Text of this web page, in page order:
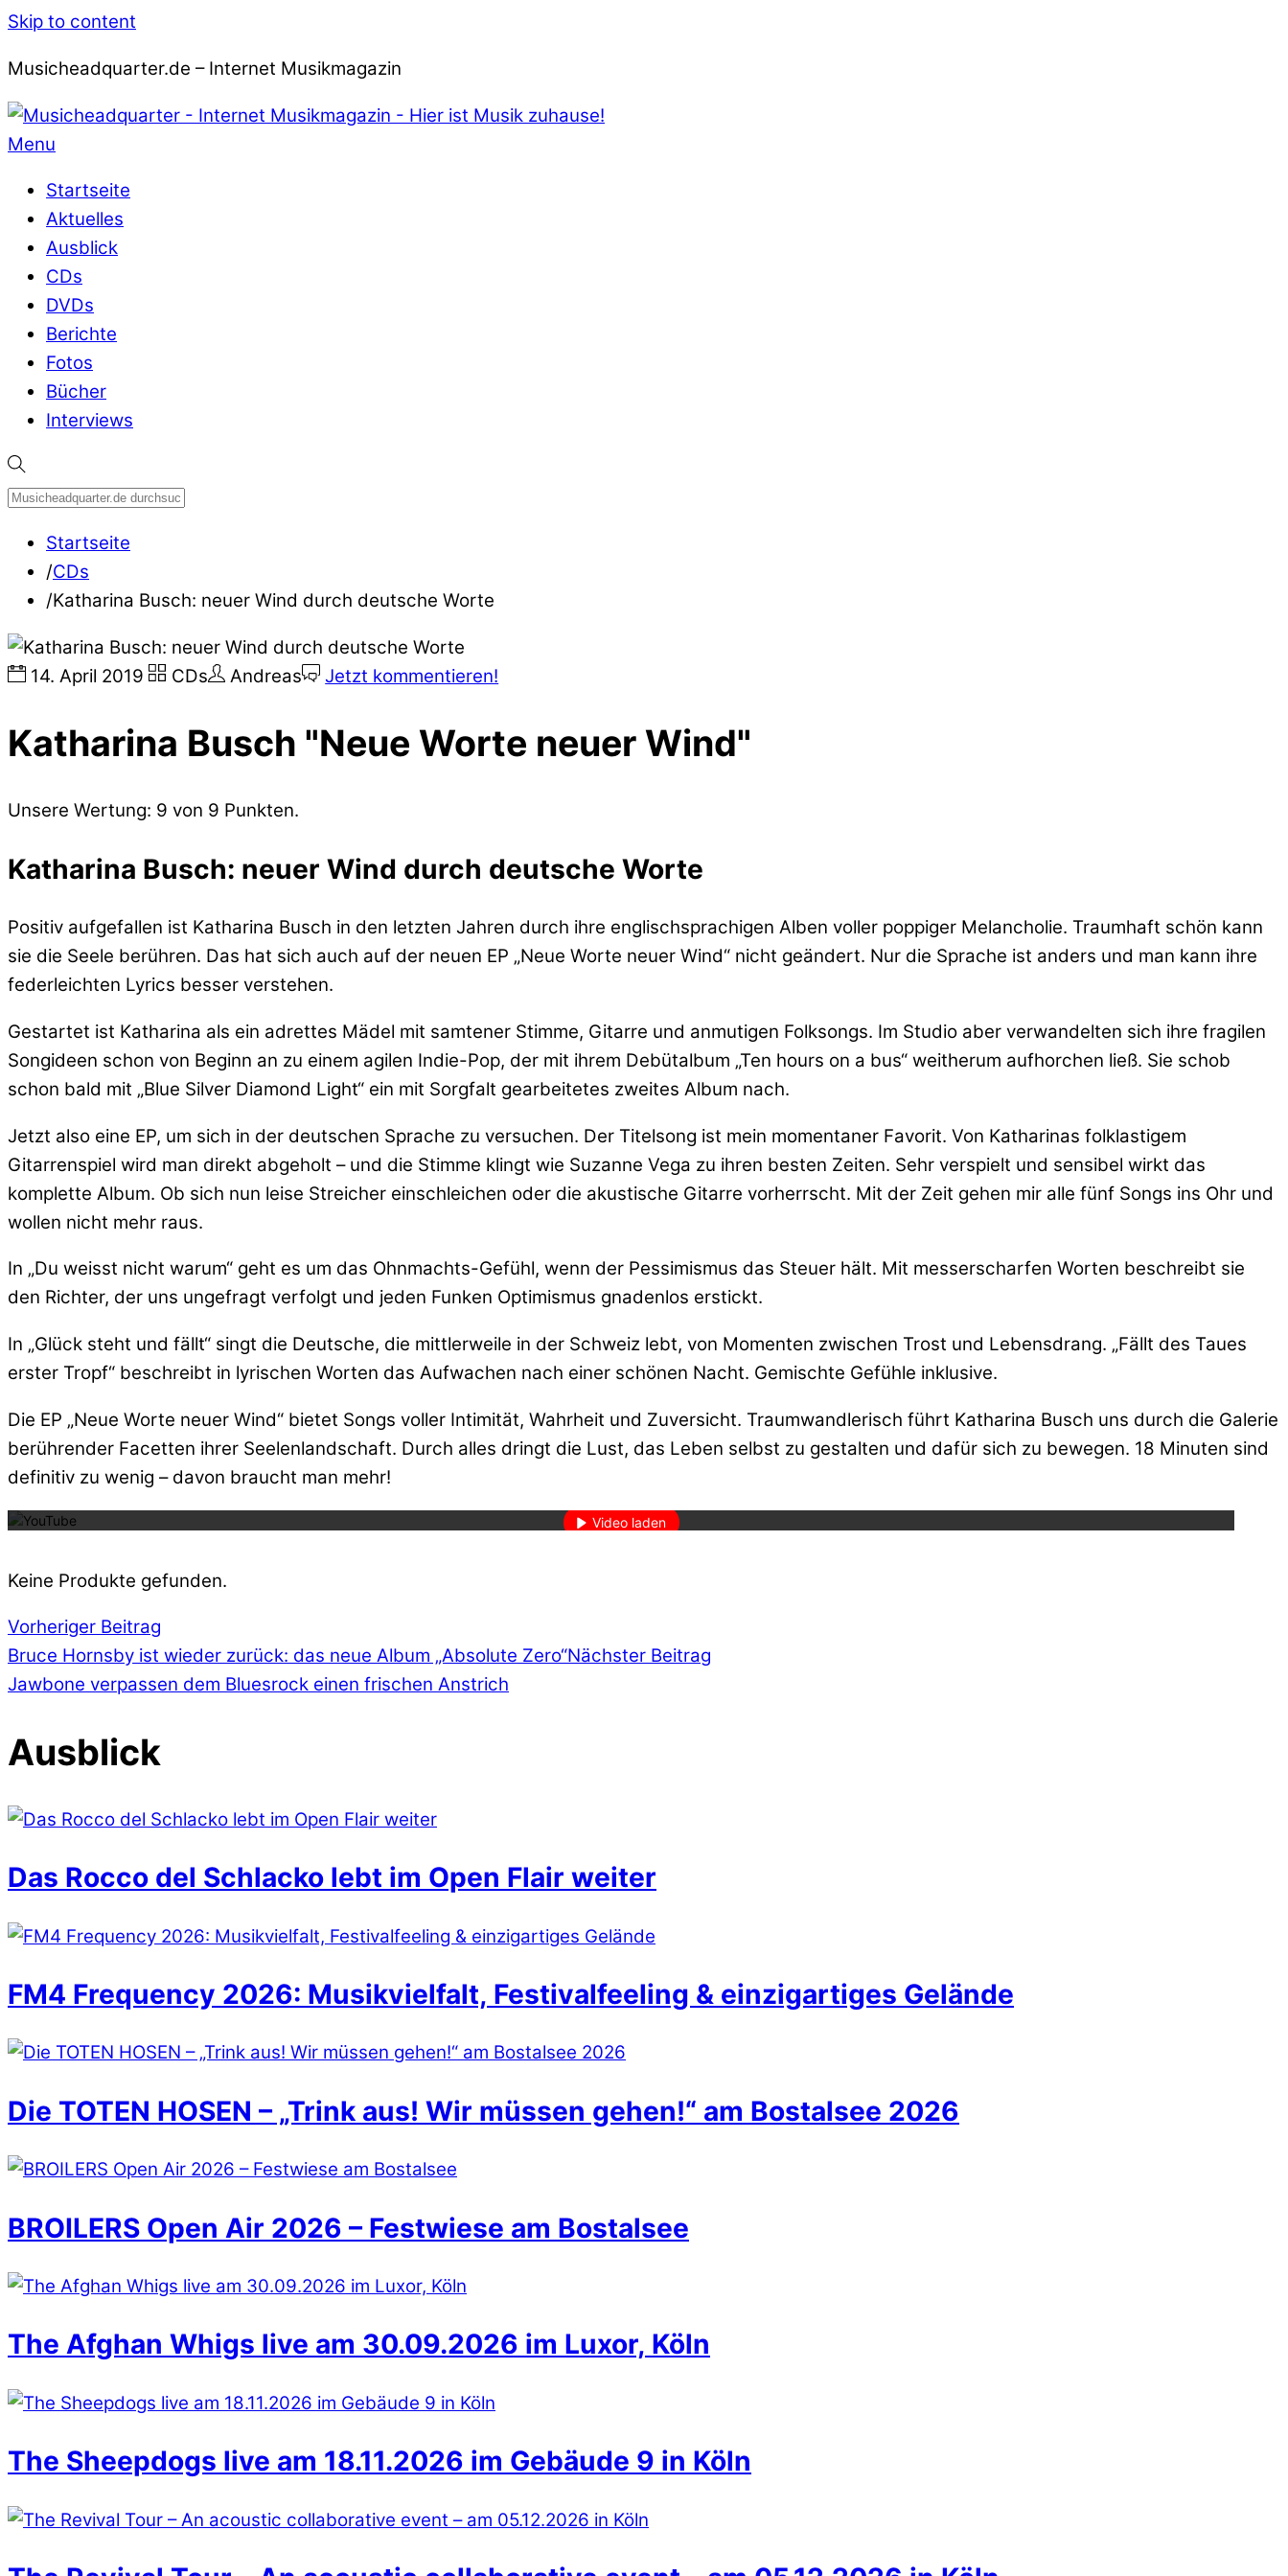
Skip to content
Musicheadquarter.de – Internet Musikmagazin
Menu
Startseite
Aktuelles
Ausblick
CDs
DVDs
Berichte
Fotos
Bücher
Interviews
Startseite
/CDs
/Katharina Busch: neuer Wind durch deutsche Worte
14. April 2019 CDs Andreas Jetzt kommentieren!
Katharina Busch "Neue Worte neuer Wind"
Unsere Wertung: 9 von 9 Punkten.
Katharina Busch: neuer Wind durch deutsche Worte
Positiv aufgefallen ist Katharina Busch in den letzten Jahren durch ihre englischsprachigen Alben voller poppiger Melancholie. Traumhaft schön kann
sie die Seele berühren. Das hat sich auch auf der neuen EP „Neue Worte neuer Wind“ nicht geändert. Nur die Sprache ist anders und man kann ihre
federleichten Lyrics besser verstehen.
Gestartet ist Katharina als ein adrettes Mädel mit samtener Stimme, Gitarre und anmutigen Folksongs. Im Studio aber verwandelten sich ihre fragilen
Songideen schon von Beginn an zu einem agilen Indie-Pop, der mit ihrem Debütalbum „Ten hours on a bus“ weitherum aufhorchen ließ. Sie schob
schon bald mit „Blue Silver Diamond Light“ ein mit Sorgfalt gearbeitetes zweites Album nach.
Jetzt also eine EP, um sich in der deutschen Sprache zu versuchen. Der Titelsong ist mein momentaner Favorit. Von Katharinas folklastigem
Gitarrenspiel wird man direkt abgeholt – und die Stimme klingt wie Suzanne Vega zu ihren besten Zeiten. Sehr verspielt und sensibel wirkt das
komplette Album. Ob sich nun leise Streicher einschleichen oder die akustische Gitarre vorherrscht. Mit der Zeit gehen mir alle fünf Songs ins Ohr und
wollen nicht mehr raus.
In „Du weisst nicht warum“ geht es um das Ohnmachts-Gefühl, wenn der Pessimismus das Steuer hält. Mit messerscharfen Worten beschreibt sie
den Richter, der uns ungefragt verfolgt und jeden Funken Optimismus gnadenlos erstickt.
In „Glück steht und fällt“ singt die Deutsche, die mittlerweile in der Schweiz lebt, von Momenten zwischen Trost und Lebensdrang. „Fällt des Taues
erster Tropf“ beschreibt in lyrischen Worten das Aufwachen nach einer schönen Nacht. Gemischte Gefühle inklusive.
Die EP „Neue Worte neuer Wind“ bietet Songs voller Intimität, Wahrheit und Zuversicht. Traumwandlerisch führt Katharina Busch uns durch die Galerie
berührender Facetten ihrer Seelenlandschaft. Durch alles dringt die Lust, das Leben selbst zu gestalten und dafür sich zu bewegen. 18 Minuten sind
definitiv zu wenig – davon braucht man mehr!
Mit dem Laden des Videos akzeptieren Sie die Datenschutzerklärung von YouTube.
Video laden
Keine Produkte gefunden.
Vorheriger Beitrag
Bruce Hornsby ist wieder zurück: das neue Album „Absolute Zero“Nächster Beitrag
Jawbone verpassen dem Bluesrock einen frischen Anstrich
Ausblick
Das Rocco del Schlacko lebt im Open Flair weiter
FM4 Frequency 2026: Musikvielfalt, Festivalfeeling & einzigartiges Gelände
Die TOTEN HOSEN – „Trink aus! Wir müssen gehen!“ am Bostalsee 2026
BROILERS Open Air 2026 – Festwiese am Bostalsee
The Afghan Whigs live am 30.09.2026 im Luxor, Köln
The Sheepdogs live am 18.11.2026 im Gebäude 9 in Köln